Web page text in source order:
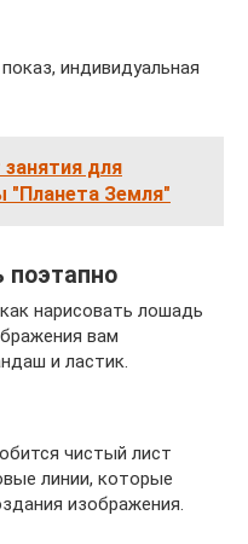
индивидуальная
занятия для
"Планета Земля"
поэтапно
нарисовать лошадь
вам
и ластик.
чистый лист
линии, которые
изображения.